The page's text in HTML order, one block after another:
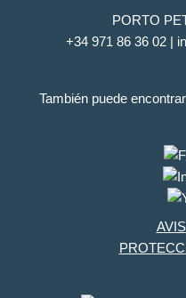
PORTO
+34 971 86 36 02 |
También puede